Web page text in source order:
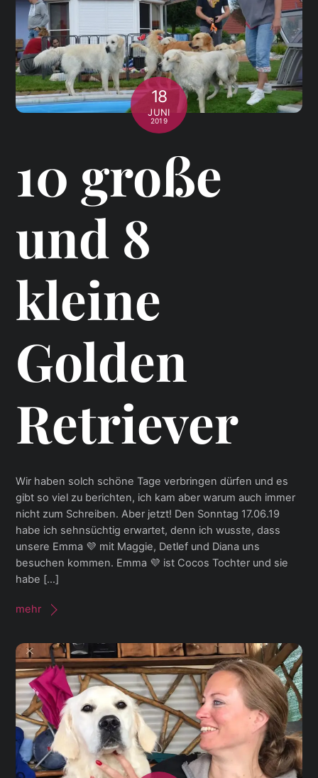
18
JUNI
2019
10 große
und 8
kleine
Golden
Retriever
Wir haben solch schöne Tage verbringen dürfen und es
gibt so viel zu berichten, ich kam aber warum auch immer
nicht zum Schreiben. Aber jetzt! Den Sonntag 17.06.19
habe ich sehnsüchtig erwartet, denn ich wusste, dass
unsere Emma 💜 mit Maggie, Detlef und Diana uns
besuchen kommen. Emma 💜 ist Cocos Tochter und sie
habe […]
mehr